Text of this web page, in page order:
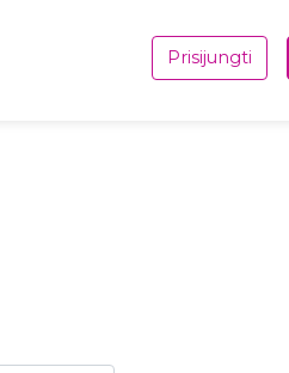
Prisijungti